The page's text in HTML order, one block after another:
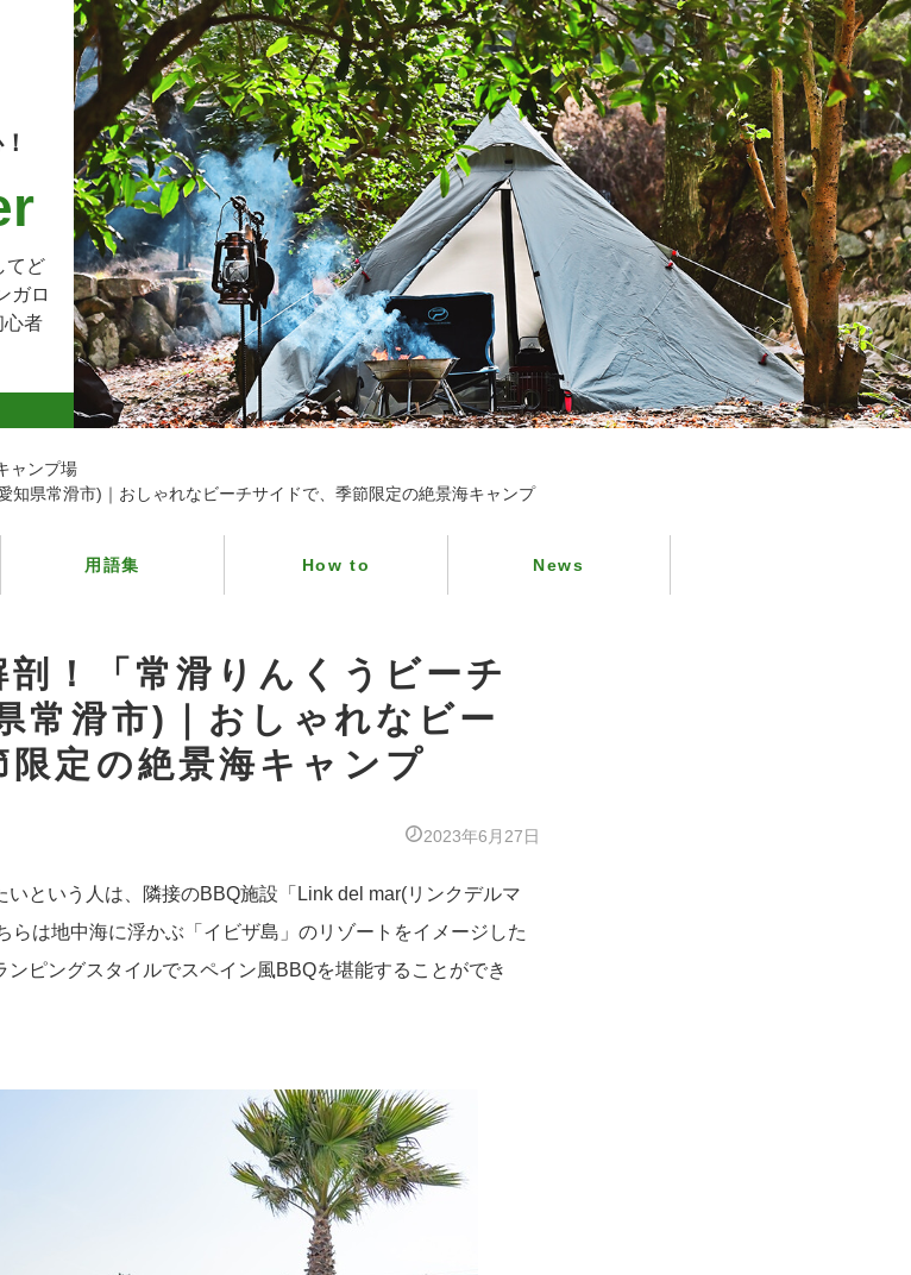
てど
ガロ
心者
ャンプ場
知県常滑市)｜おしゃれなビーチサイドで、季節限定の絶景海キャンプ
用語集 How to News
！「常滑りんくうビーチ
常滑市)｜おしゃれなビー
定の絶景海キャンプ
2023年6月27日
という人は、隣接のBBQ施設「Link del mar(リンクデルマ
らは地中海に浮かぶ「イビザ島」のリゾートをイメージした
ピングスタイルでスペイン風BBQを堪能することができ